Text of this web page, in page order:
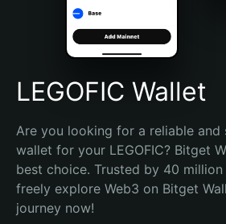
Português (Brasil)
Español (Argentina)
LEGOFIC Wallet
Are you looking for a reliable and
wallet for your LEGOFIC? Bitget
best choice. Trusted by 40 million
freely explore Web3 on Bitget
journey now!